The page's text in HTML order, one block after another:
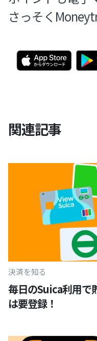
さっそく
関連記事
決済を知る
毎日のSuica利用で
は要登録！